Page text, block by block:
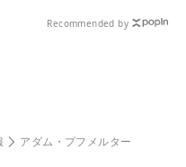
Recommended by
アダム・プフメルター